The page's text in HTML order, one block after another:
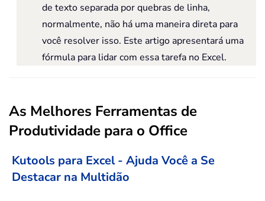
de texto separada por quebras de linha,
normalmente, não há uma maneira direta para
você resolver isso. Este artigo apresentará uma
fórmula para lidar com essa tarefa no Excel.
As Melhores Ferramentas de
Produtividade para o Office
Kutools para Excel - Ajuda Você a Se
Destacar na Multidão